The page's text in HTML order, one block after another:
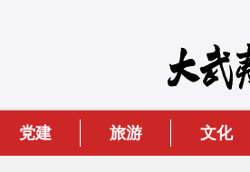
党建 旅游 文化